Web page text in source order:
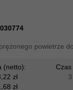
powietrze
(netto):
zł
zł
Czas